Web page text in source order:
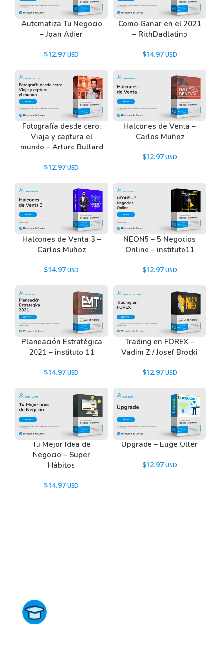
Automatiza Tu Negocio
– Joan Adier
$12.97
Como Ganar en el 2021
– RichDadlatino
$14.97
Fotografía desde cero:
Viaja y captura el
mundo – Arturo Bullard
$12.97
Halcones de Venta –
Carlos Muñoz
$12.97
Halcones de Venta 3 –
Carlos Muñoz
$14.97
NEON5 – 5 Negocios
Online – instituto11
$12.97
Planeación Estratégica
2021 – instituto 11
$14.97
Trading en FOREX –
Vadim Z / Josef Brocki
$12.97
Tu Mejor Idea de
Negocio – Super
Hábitos
$14.97
Upgrade – Euge Oller
$12.97